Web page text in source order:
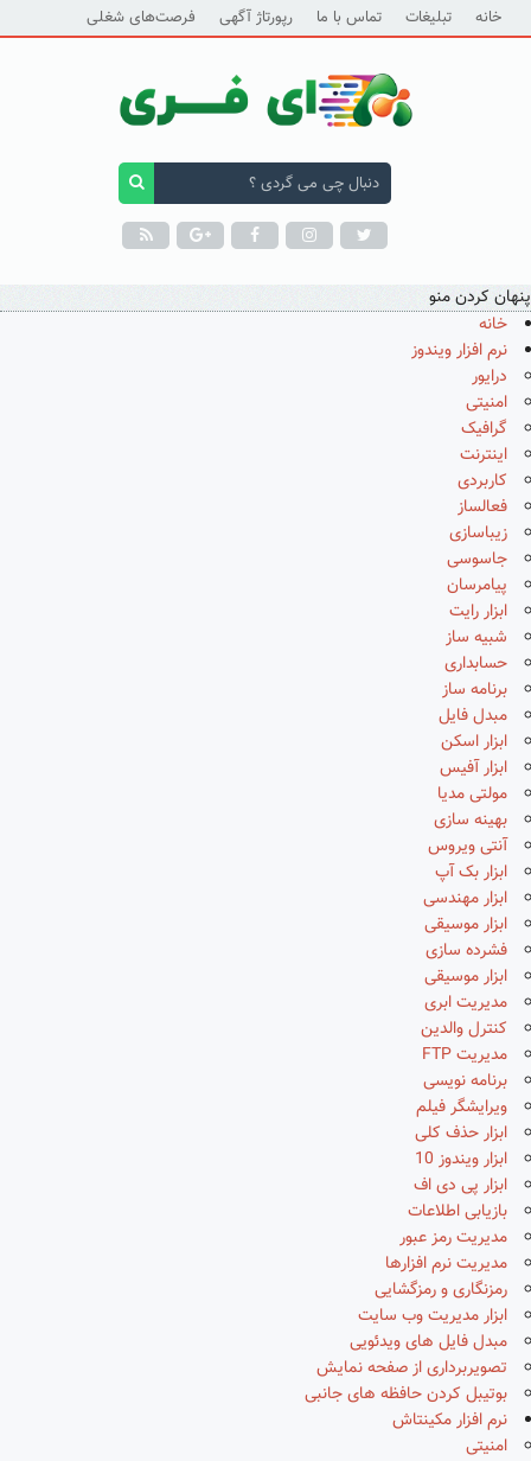
خانه تبلیغات تماس با ما رپورتاژ آگهی فرصت‌های شغلی
پنهان کردن منو
خانه
نرم افزار ویندوز
درایور
امنیتی
گرافیک
اینترنت
کاربردی
فعالساز
زیباسازی
جاسوسی
پیامرسان
ابزار رایت
شبیه ساز
حسابداری
برنامه ساز
مبدل فایل
ابزار اسکن
ابزار آفیس
مولتی مدیا
بهینه سازی
آنتی ویروس
ابزار بک آپ
ابزار مهندسی
ابزار موسیقی
فشرده سازی
ابزار موسیقی
مدیریت ابری
کنترل والدین
مدیریت FTP
برنامه نویسی
ویرایشگر فیلم
ابزار حذف کلی
ابزار ویندوز 10
ابزار پی دی اف
بازیابی اطلاعات
مدیریت رمز عبور
مدیریت نرم افزارها
رمزنگاری و رمزگشایی
ابزار مدیریت وب سایت
مبدل فایل های ویدئویی
تصویربرداری از صفحه نمایش
بوتیبل کردن حافظه های جانبی
نرم افزار مکینتاش
امنیتی